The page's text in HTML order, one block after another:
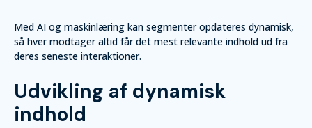
Med AI og maskinlæring kan segmenter opdateres dynamisk,
så hver modtager altid får det mest relevante indhold ud fra
deres seneste interaktioner.
Udvikling af dynamisk
indhold